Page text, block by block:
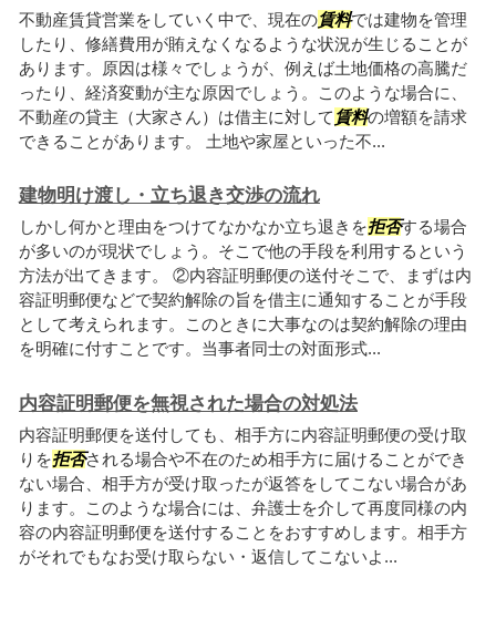
不動産賃貸営業をしていく中で、現在の賃料では建物を管理
したり、修繕費用が賄えなくなるような状況が生じることが
あります。原因は様々でしょうが、例えば土地価格の高騰だ
ったり、経済変動が主な原因でしょう。このような場合に、
不動産の貸主（大家さん）は借主に対して 賃料の増額を請求
できることがあります。 土地や家屋といった不...
建物明け渡し・立ち退き交渉の流れ
しかし何かと理由をつけてなかなか立ち退きを拒否する場合
が多いのが現状でしょう。そこで他の手段を利用するという
方法が出てきます。 ②内容証明郵便の送付そこで、まずは内
容証明郵便などで契約解除の旨を借主に通知することが手段
として考えられます。このときに大事なのは契約解除の理由
を明確に付すことです。当事者同士の対面形式...
内容証明郵便を無視された場合の対処法
内容証明郵便を送付しても、相手方に内容証明郵便の受け取
りを拒否される場合や不在のため相手方に届けることができ
ない場合、相手方が受け取ったが返答をしてこない場合があ
ります。このような場合には、弁護士を介して再度同様の内
容の内容証明郵便を送付することをおすすめします。相手方
がそれでもなお受け取らない・返信してこないよ...